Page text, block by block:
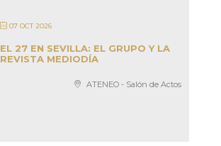
07 OCT 2026
EL 27 EN SEVILLA: EL GRUPO Y LA
REVISTA MEDIODÍA
ATENEO - Salón de Actos